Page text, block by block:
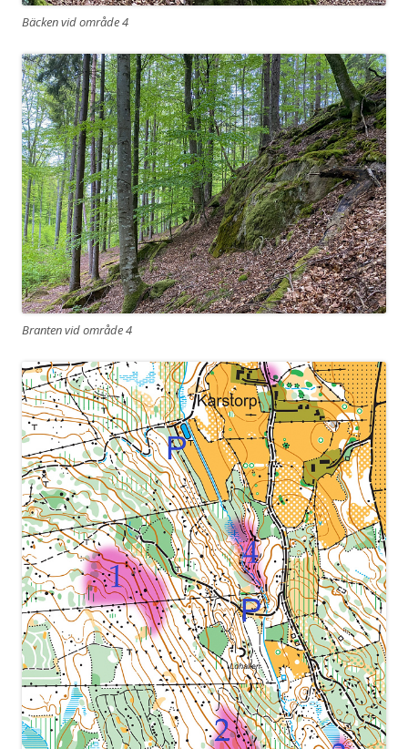
Bäcken vid område 4
Branten vid område 4